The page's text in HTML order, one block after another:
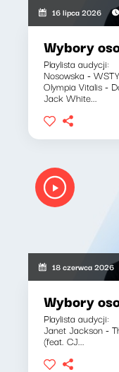
16 lipca 2026
Wybory
Playlista audycji:
Nosowska -
Olympia Vitalis -
Jack White...
18 czerwca 2026
Wybory
Playlista audycji:
Janet Jackson -
(feat. CJ...